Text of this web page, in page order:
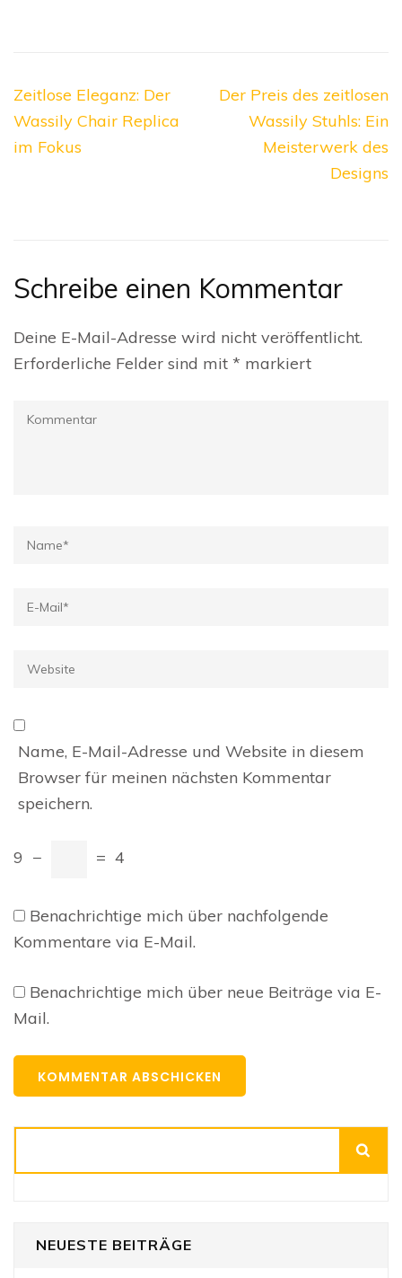
Beitragsnavigation
Zeitlose Eleganz: Der
Wassily Chair Replica
im Fokus
Der Preis des zeitlosen
Wassily Stuhls: Ein
Meisterwerk des
Designs
Schreibe einen Kommentar
Deine E-Mail-Adresse wird nicht veröffentlicht.
Erforderliche Felder sind mit * markiert
Kommentar
Name*
E-
Website
Name, E-Mail-Adresse und Website in diesem
Browser für meinen nächsten Kommentar
speichern.
9 − = 4
Benachrichtige mich über nachfolgende
Kommentare via E-Mail.
Benachrichtige mich über neue Beiträge via E-
Mail.
NEUESTE BEITRÄGE